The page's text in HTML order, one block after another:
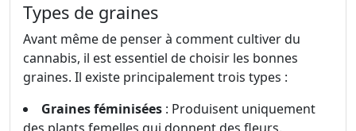
Types de graines
Avant même de penser à comment cultiver du
cannabis, il est essentiel de choisir les bonnes
graines. Il existe principalement trois types :
Graines féminisées : Produisent uniquement